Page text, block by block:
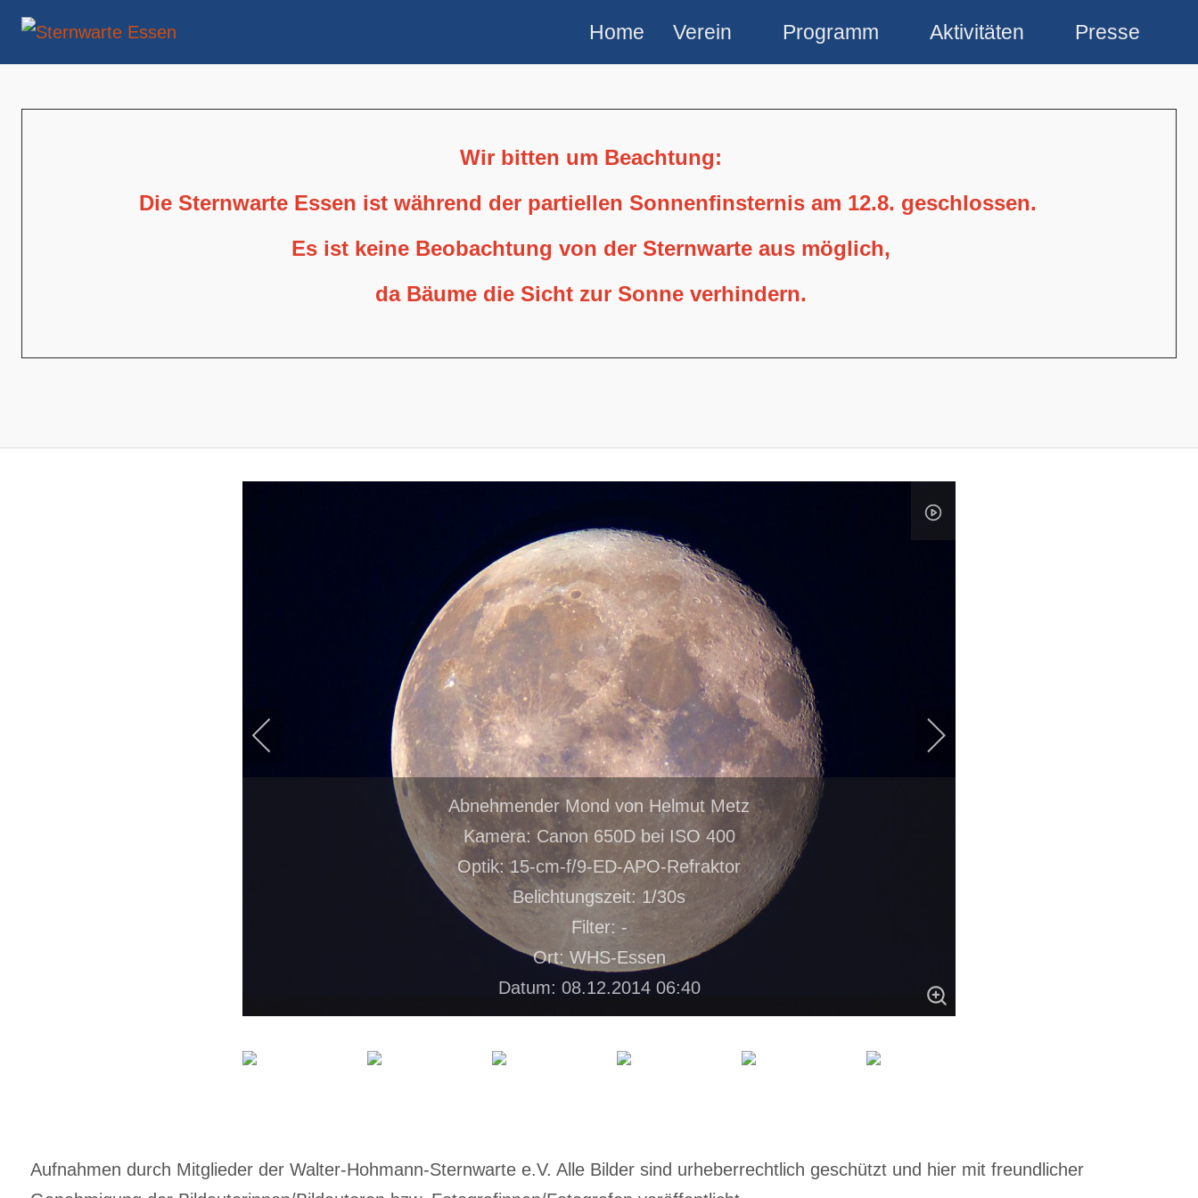
Home Verein Programm Aktivitäten Presse
Wir bitten um Beachtung:
Die Sternwarte Essen ist während der partiellen Sonnenfinsternis am 12.8. geschlossen.
Es ist keine Beobachtung von der Sternwarte aus möglich,
da Bäume die Sicht zur Sonne verhindern.
Abnehmender Mond von Helmut Metz
Kamera: Canon 650D bei ISO 400
Optik: 15-cm-f/9-ED-APO-Refraktor
Belichtungszeit: 1/30s
Filter: -
Ort: WHS-Essen
Datum: 08.12.2014 06:40
Aufnahmen durch Mitglieder der Walter-Hohmann-Sternwarte e.V. Alle Bilder sind urheberrechtlich geschützt und hier mit freundlicher